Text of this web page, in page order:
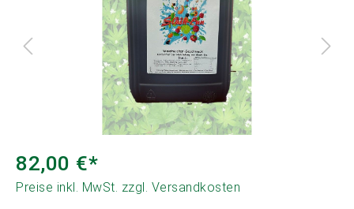
82,00 €*
Preise inkl. MwSt. zzgl. Versandkosten